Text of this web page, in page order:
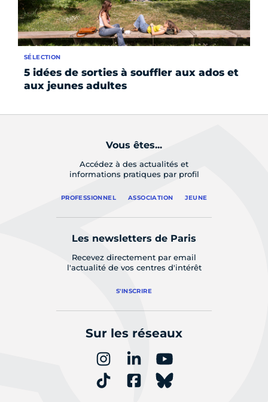
5 idées de sorties à souffler aux ados et
aux jeunes adultes
SÉLECTION
Vous êtes...
Accédez à des actualités et
informations pratiques par profil
PROFESSIONNEL ASSOCIATION JEUNE
Les newsletters de Paris
Recevez directement par email
l'actualité de vos centres d'intérêt
S'INSCRIRE
Sur les réseaux